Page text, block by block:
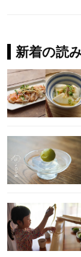
新着の読